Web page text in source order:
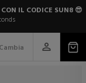
IL CODICE SUN8 😎
Cambia